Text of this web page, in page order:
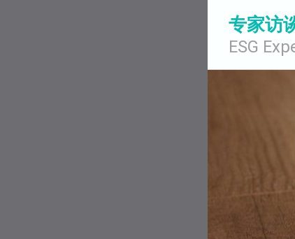
专家访
ESG